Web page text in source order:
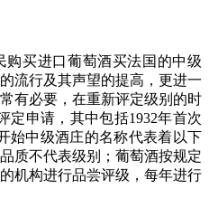
买进口葡萄酒买法国的中级
流行及其声望的提高，更进一
有必要，在重新评定级别的时
定申请，其中包括1932年首次
始中级酒庄的名称代表着以下
质不代表级别；葡萄酒按规定
机构进行品尝评级，每年进行